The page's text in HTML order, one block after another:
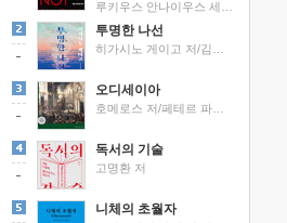
투명한 나선
오디세이아
독서의 기술
고명환 저
니체의 초월자